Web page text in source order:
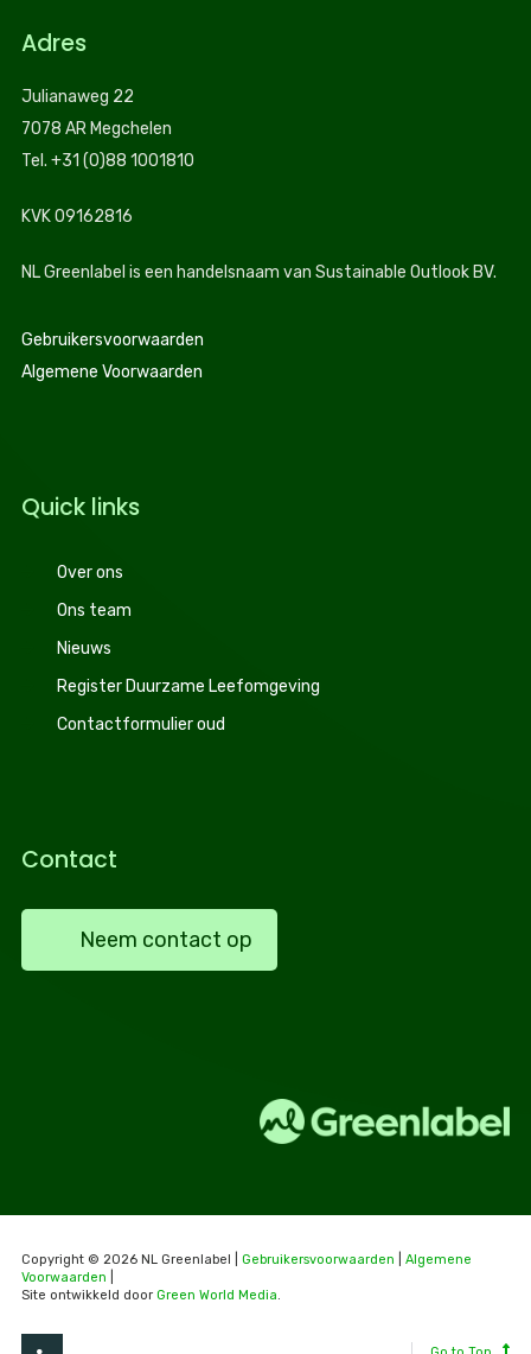
Adres
Julianaweg 22
7078 AR Megchelen
Tel. +31 (0)88 1001810
KVK 09162816
NL Greenlabel is een handelsnaam van Sustainable Outlook BV.
Gebruikersvoorwaarden
Algemene Voorwaarden
Quick links
Over ons
Ons team
Nieuws
Register Duurzame Leefomgeving
Contactformulier oud
Contact
Neem contact op
Copyright © 2026 NL Greenlabel | Gebruikersvoorwaarden
Algemene
Voorwaarden
Site ontwikkeld door Green World Media.